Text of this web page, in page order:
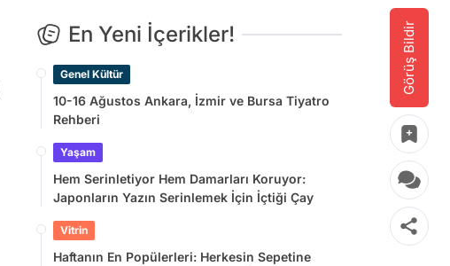
Görüş Bildir
En Yeni İçerikler!
Genel Kültür
10-16 Ağustos Ankara, İzmir ve Bursa Tiyatro
Rehberi
Yaşam
Hem Serinletiyor Hem Damarları Koruyor:
Japonların Yazın Serinlemek İçin İçtiği Çay
Vitrin
Haftanın En Popülerleri: Herkesin Sepetine